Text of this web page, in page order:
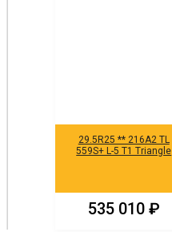
29.5R25 ** 216A2 TL
559S+ L-5 T1 Triangle
535 010 ₽